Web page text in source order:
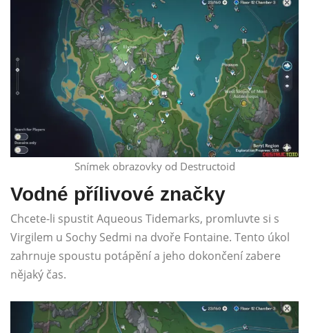
Snímek obrazovky od Destructoid
Vodné přílivové značky
Chcete-li spustit Aqueous Tidemarks, promluvte si s
Virgilem u Sochy Sedmi na dvoře Fontaine. Tento úkol
zahrnuje spoustu potápění a jeho dokončení zabere
nějaký čas.